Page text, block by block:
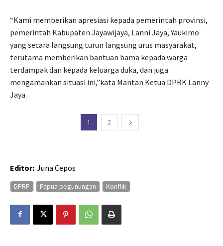
“Kami memberikan apresiasi kepada pemerintah provinsi,
pemerintah Kabupaten Jayawijaya, Lanni Jaya, Yaukimo
yang secara langsung turun langsung urus masyarakat,
terutama memberikan bantuan bama kepada warga
terdampak dan kepada keluarga duka, dan juga
mengamankan situasi ini,”kata Mantan Ketua DPRK Lanny
Jaya.
1 2
Editor: Juna Cepos
DPRP Papua pegunungan Konflik